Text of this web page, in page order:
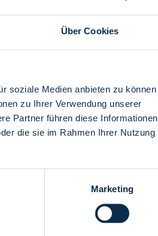
Über Cookies
soziale Medien anbieten zu können
zu Ihrer Verwendung unserer
Partner führen diese Informationen
die sie im Rahmen Ihrer Nutzung
Marketing